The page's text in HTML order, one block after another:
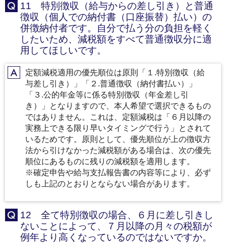
Q
11 特別徴収（給与からの差し引き）と普通
徴収（個人での納付書（口座振替）払い）の
併徴納付者です。自分で払う分の負担を軽く
したいため、減税額をすべて普通徴収分に適
用してほしいです。
A定額減税適用の優先順位は原則「１.特別徴収（給
与差し引き）」「２.普通徴収（納付書払い）」
「３.公的年金等に係る特別徴収（年金差し引
き）」となりますので、本人希望で選択できるもの
ではありません。これは、定額減税は「６月以降の
実務上できる限り早いタイミングで行う」とされて
いるためです。原則として、優先順位が上の徴収方
法から引けなかった減税額がある場合は、次の優先
順位にあるものに残りの減税額を適用します。
※確定申告や給与支払報告書の内容等により、必ず
しも上記のとおりとならない場合があります。
Q
12 全て特別徴収の場合、６月に差し引きし
ないことによって、７月以降の月々の税額が
例年より高くなっているのではないですか。